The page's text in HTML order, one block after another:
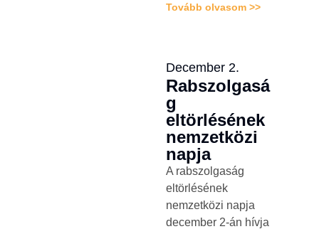
Tovább olvasom >>
December 2.
Rabszolgasá
g
eltörlésének
nemzetközi
napja
A rabszolgaság
eltörlésének
nemzetközi napja
december 2-án hívja